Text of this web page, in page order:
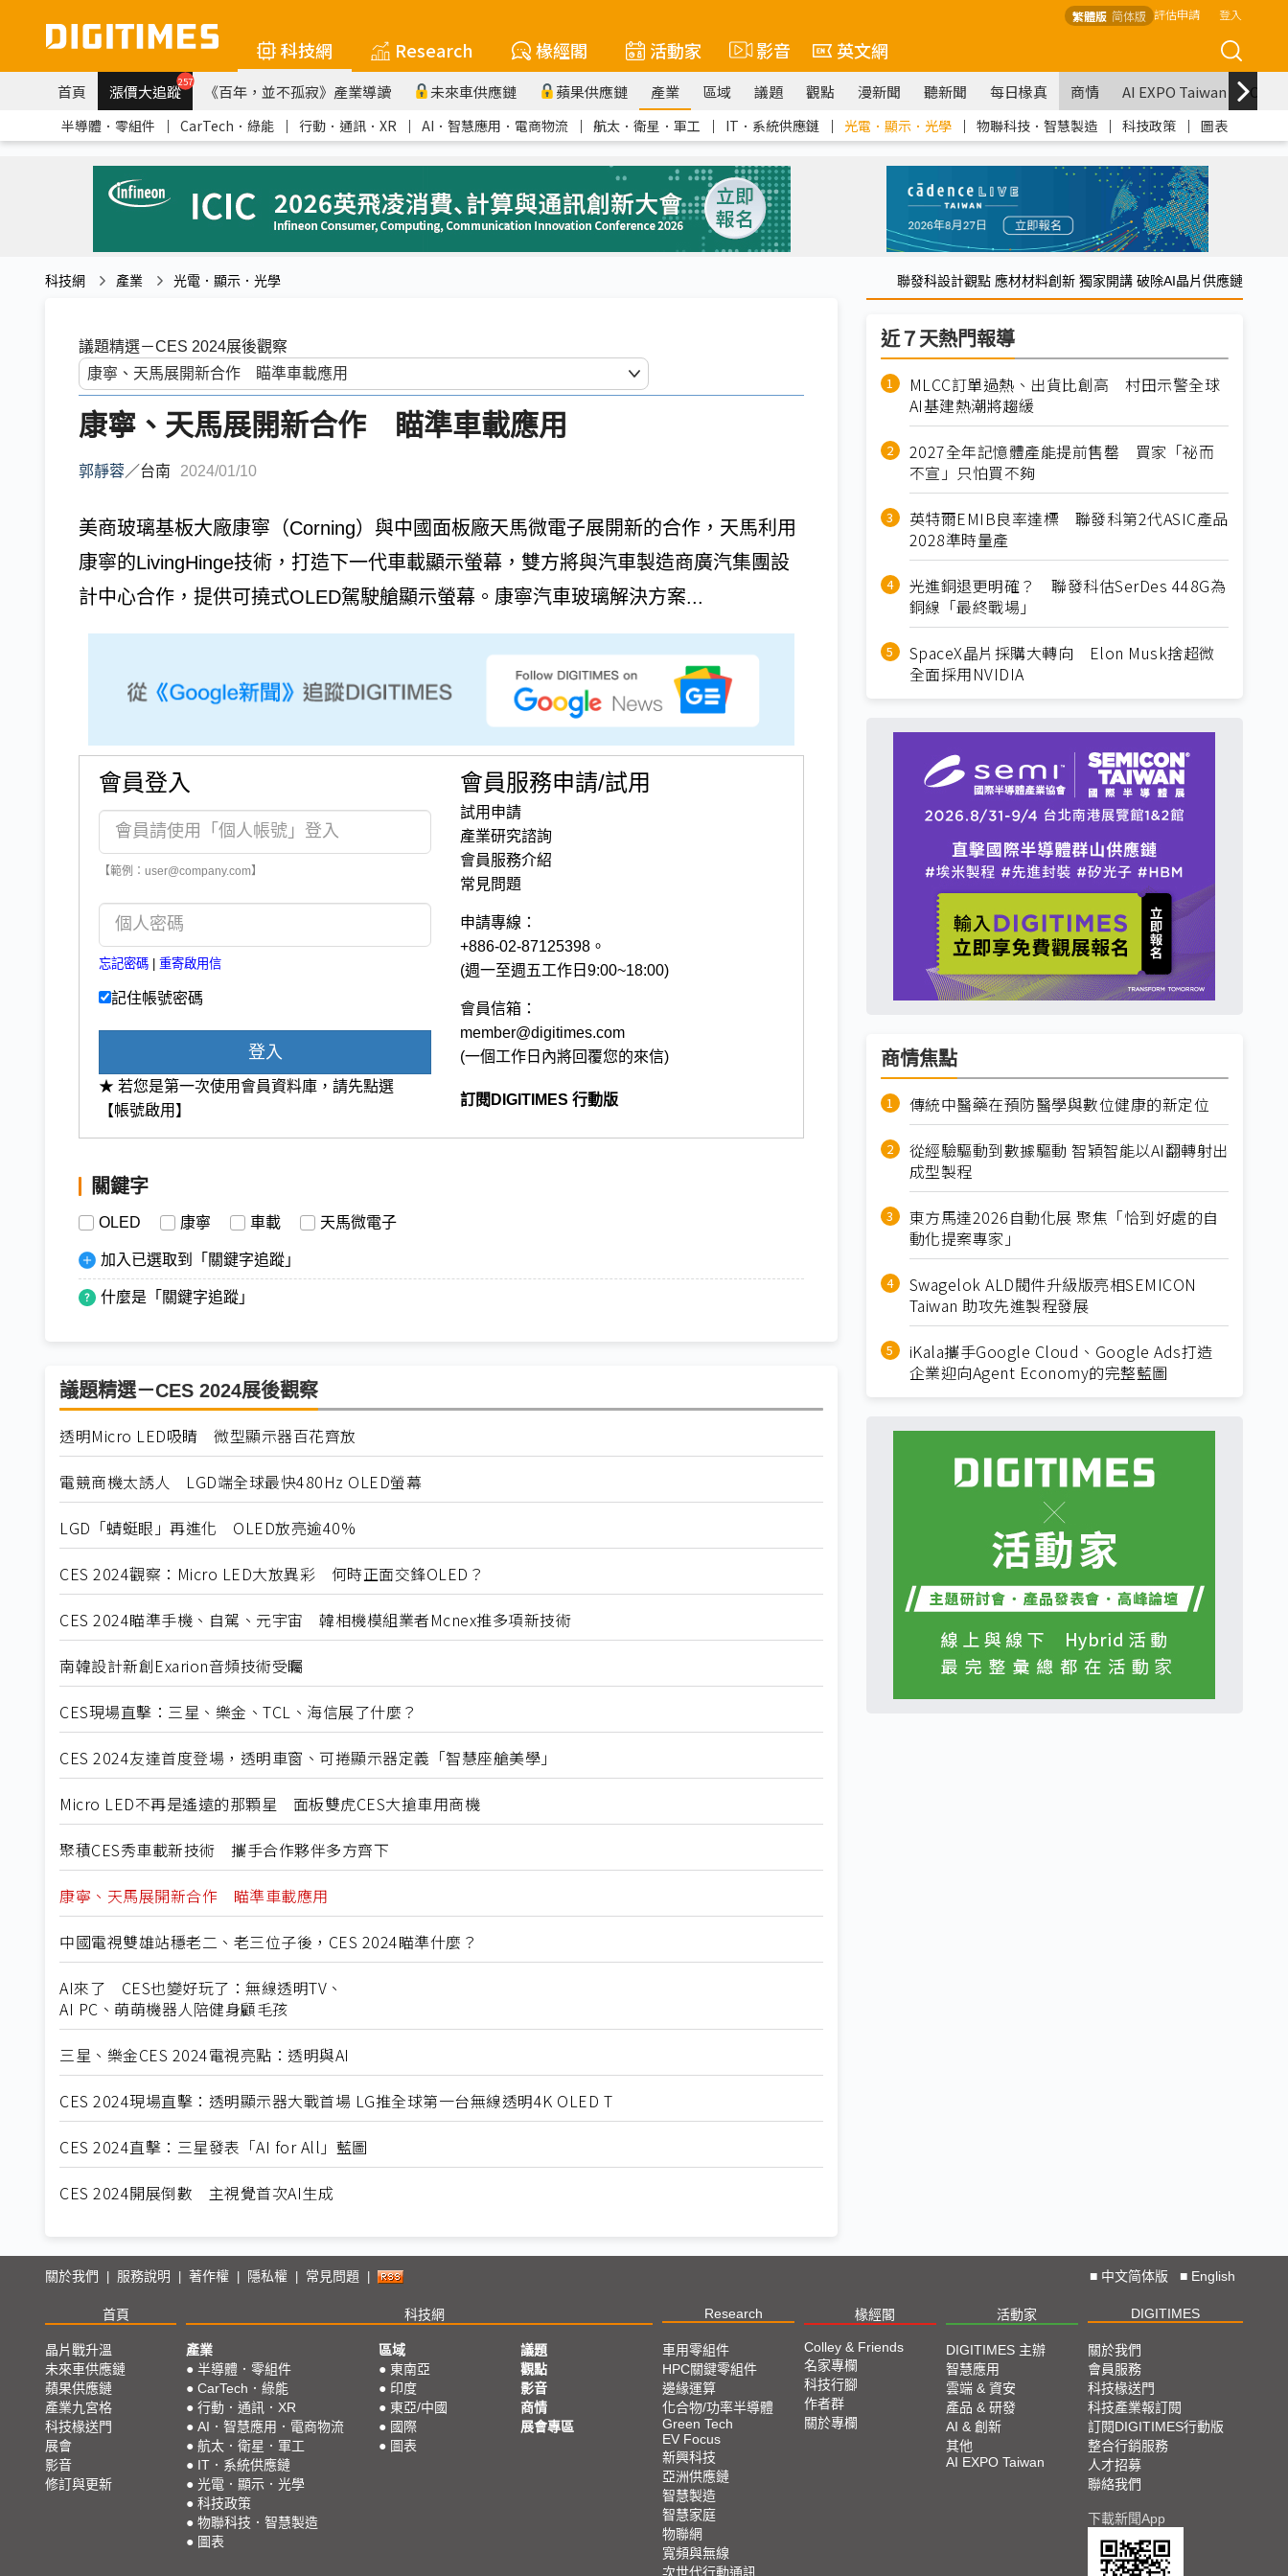
繁體版 简体版 評估申請 登入
科技網 Research 椽經閣 活動家 影音 英文網
首頁 漲價大追蹤257 《百年，並不孤寂》產業導讀 未來車供應鏈 蘋果供應鏈 產業 區域 議題 觀點 漫新聞 聽新聞 每日椽真 商情 AI EXPO Taiwan
半導體．零組件 ｜ CarTech．綠能 ｜ 行動．通訊．XR ｜ AI．智慧應用．電商物流 ｜ 航太．衛星．軍工 ｜ IT．系統供應鏈 ｜ 光電．顯示．光學 ｜ 物聯科技．智慧製造 ｜ 科技政策 ｜ 圖表
科技網 產業 光電．顯示．光學 聯發科設計觀點 應材材料創新 獨家開講 破除AI晶片供應鏈
議題精選－CES 2024展後觀察
康寧、天馬展開新合作 瞄準車載應用
郭靜蓉／台南 2024/01/10
美商玻璃基板大廠康寧（Corning）與中國面板廠天馬微電子展開新的合作，天馬利用
康寧的LivingHinge技術，打造下一代車載顯示螢幕，雙方將與汽車製造商廣汽集團設
計中心合作，提供可撓式OLED駕駛艙顯示螢幕。康寧汽車玻璃解決方案...
會員登入
【範例：user@company.com】
忘記密碼 重寄啟用信
記住帳號密碼
登入
★ 若您是第一次使用會員資料庫，請先點選
【帳號啟用】
會員服務申請/試用
試用申請
產業研究諮詢
會員服務介紹
常見問題
申請專線：
+886-02-87125398。
(週一至週五工作日9:00~18:00)
會員信箱：
member@digitimes.com
(一個工作日內將回覆您的來信)
訂閱DIGITIMES 行動版
關鍵字
OLED 康寧 車載 天馬微電子
加入已選取到「關鍵字追蹤」
什麼是「關鍵字追蹤」
議題精選－CES 2024展後觀察
透明Micro LED吸睛 微型顯示器百花齊放
電競商機太誘人 LGD端全球最快480Hz OLED螢幕
LGD「蜻蜓眼」再進化 OLED放亮逾40%
CES 2024觀察：Micro LED大放異彩 何時正面交鋒OLED？
CES 2024瞄準手機、自駕、元宇宙 韓相機模組業者Mcnex推多項新技術
南韓設計新創Exarion音頻技術受矚
CES現場直擊：三星、樂金、TCL、海信展了什麼？
CES 2024友達首度登場，透明車窗、可捲顯示器定義「智慧座艙美學」
Micro LED不再是遙遠的那顆星 面板雙虎CES大搶車用商機
聚積CES秀車載新技術 攜手合作夥伴多方齊下
康寧、天馬展開新合作 瞄準車載應用
中國電視雙雄站穩老二、老三位子後，CES 2024瞄準什麼？
AI來了 CES也變好玩了：無線透明TV、
AI PC、萌萌機器人陪健身顧毛孩
三星、樂金CES 2024電視亮點：透明與AI
CES 2024現場直擊：透明顯示器大戰首場 LG推全球第一台無線透明4K OLED T
CES 2024直擊：三星發表「AI for All」藍圖
CES 2024開展倒數 主視覺首次AI生成
近７天熱門報導
MLCC訂單過熱、出貨比創高 村田示警全球
AI基建熱潮將趨緩
2027全年記憶體產能提前售罄 買家「祕而
不宣」只怕買不夠
英特爾EMIB良率達標 聯發科第2代ASIC產品
2028準時量產
光進銅退更明確？ 聯發科估SerDes 448G為
銅線「最終戰場」
SpaceX晶片採購大轉向 Elon Musk捨超微
全面採用NVIDIA
商情焦點
傳統中醫藥在預防醫學與數位健康的新定位
從經驗驅動到數據驅動 智穎智能以AI翻轉射出
成型製程
東方馬達2026自動化展 聚焦「恰到好處的自
動化提案專家」
Swagelok ALD閥件升級版亮相SEMICON
Taiwan 助攻先進製程發展
iKala攜手Google Cloud、Google Ads打造
企業迎向Agent Economy的完整藍圖
關於我們 服務說明 著作權 隱私權 常見問題 ■ 中文简体版 ■ English
首頁 科技網 Research 椽經閣 活動家 DIGITIMES
晶片戰升溫
未來車供應鏈
蘋果供應鏈
產業九宮格
科技椽送門
展會
影音
修訂與更新
產業
● 半導體．零組件
● CarTech．綠能
● 行動．通訊．XR
● AI．智慧應用．電商物流
● 航太．衛星．軍工
● IT．系統供應鏈
● 光電．顯示．光學
● 科技政策
● 物聯科技．智慧製造
● 圖表
區域
● 東南亞
● 印度
● 東亞/中國
● 國際
● 圖表
議題
觀點
影音
商情
展會專區
車用零組件
HPC關鍵零組件
邊緣運算
化合物/功率半導體
Green Tech
EV Focus
新興科技
亞洲供應鏈
智慧製造
智慧家庭
物聯網
寬頻與無線
次世代行動通訊
Colley & Friends
名家專欄
科技行腳
作者群
關於專欄
DIGITIMES 主辦
智慧應用
雲端 & 資安
產品 & 研發
AI & 創新
其他
AI EXPO Taiwan
關於我們
會員服務
科技椽送門
科技產業報訂閱
訂閱DIGITIMES行動版
整合行銷服務
人才招募
聯絡我們
下載新聞App